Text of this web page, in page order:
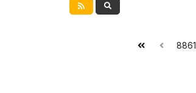
8861